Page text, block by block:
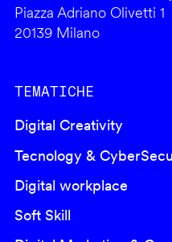
Piazza Adriano Olivetti 1
20139 Milano
TEMATICHE
Digital Creativity
Tecnology &
Digital workplace
Soft Skill